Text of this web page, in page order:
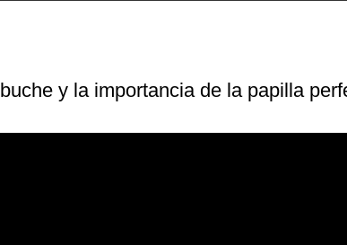
y la importancia de la papilla